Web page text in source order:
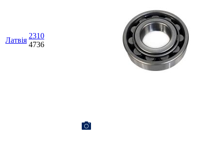
Латвія
2310
4736